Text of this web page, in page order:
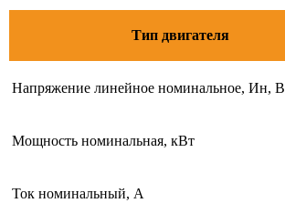
Тип двигателя
Напряжение линейное номинальное, Ин, В
Мощность номинальная, кВт
Ток номинальный, А